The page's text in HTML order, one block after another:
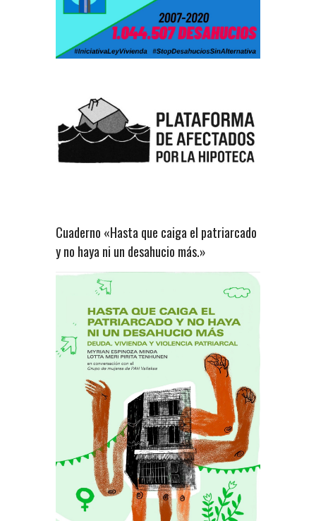
Cuaderno «Hasta que caiga el patriarcado
y no haya ni un desahucio más.»